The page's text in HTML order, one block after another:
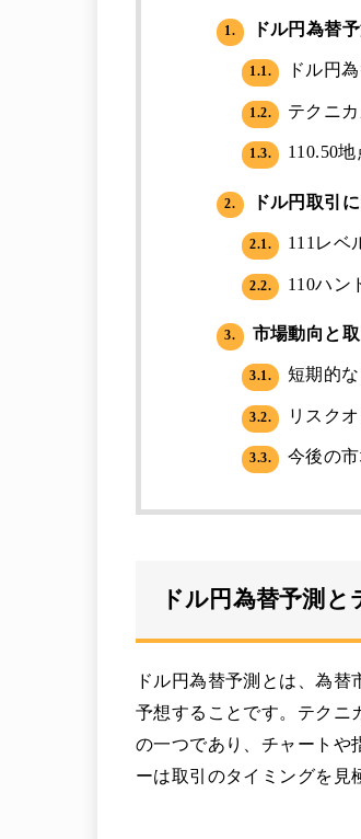
1. ドル円為替
1.1. ドル円
1.2. テクニ
1.3. 110.50
2. ドル円取引
2.1. 111レベ
2.2. 110ハン
3. 市場動向と
3.1. 短期的
3.2. リスク
3.3. 今後の
ドル円為替予測
ドル円為替予測とは、為
予想することです。テクニ
の一つであり、チャートや
ーは取引のタイミングを見